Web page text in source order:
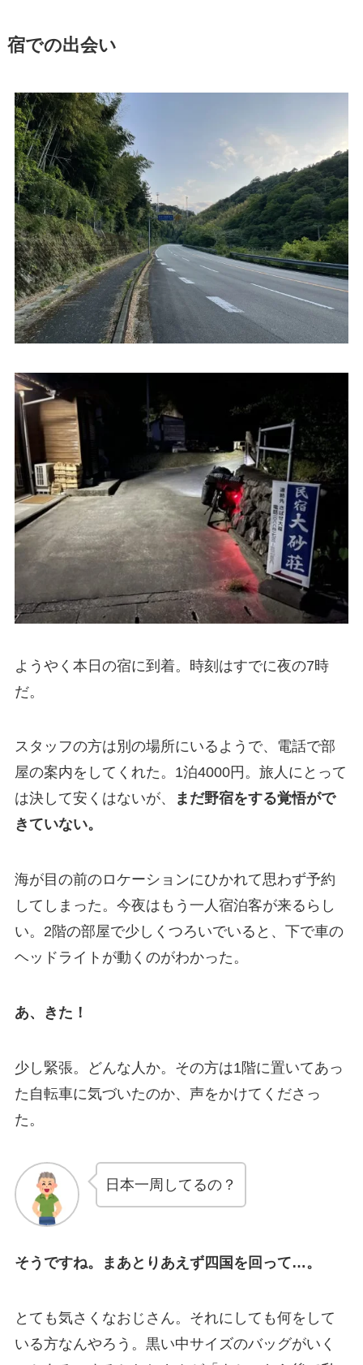
宿での出会い
ようやく本日の宿に到着。時刻はすでに夜の7時
だ。
スタッフの方は別の場所にいるようで、電話で部
屋の案内をしてくれた。1泊4000円。旅人にとって
は決して安くはないが、
まだ野宿をする覚悟がで
きていない。
海が目の前のロケーションにひかれて思わず予約
してしまった。今夜はもう一人宿泊客が来るらし
い。2階の部屋で少しくつろいでいると、下で車の
ヘッドライトが動くのがわかった。
あ、きた！
少し緊張。どんな人か。その方は1階に置いてあっ
た自転車に気づいたのか、声をかけてくださっ
た。
日本一周してるの？
そうですね。まあとりあえず四国を回って…。
とても気さくなおじさん。それにしても何をして
いる方なんやろう。黒い中サイズのバッグがいく